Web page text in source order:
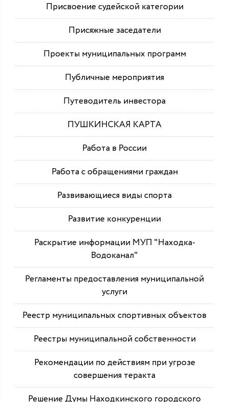
Присвоение судейской категории
Присяжные заседатели
Проекты муниципальных программ
Публичные мероприятия
Путеводитель инвестора
ПУШКИНСКАЯ КАРТА
Работа в России
Работа с обращениями граждан
Развивающиеся виды спорта
Развитие конкуренции
Раскрытие информации МУП "Находка-
Водоканал"
Регламенты предоставления муниципальной
услуги
Реестр муниципальных спортивных объектов
Реестры муниципальной собственности
Рекомендации по действиям при угрозе
совершения теракта
Решение Думы Находкинского городского